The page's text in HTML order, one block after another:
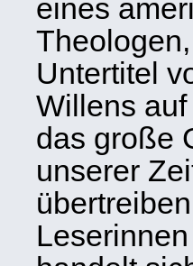
eines
Untertitel
Willens
das große
unserer